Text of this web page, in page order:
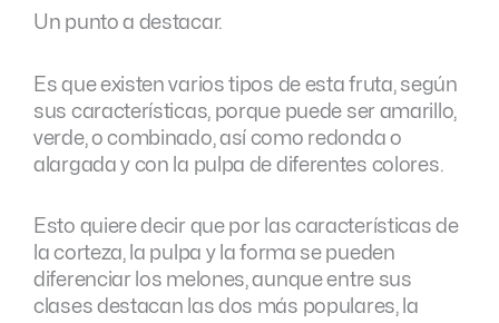
Un punto a destacar.
Es que existen varios tipos de esta fruta, según
sus características, porque puede ser amarillo,
verde, o combinado, así como redonda o
alargada y con la pulpa de diferentes colores.
Esto quiere decir que por las características de
la corteza, la pulpa y la forma se pueden
diferenciar los melones, aunque entre sus
clases destacan las dos más populares, la